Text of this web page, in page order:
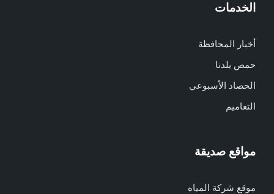
الخدمات
أخبار المحافظة
حمص بلدنا
الحصاد الأسبوعي
التعاميم
مواقع صديقة
موقع شركة المياه